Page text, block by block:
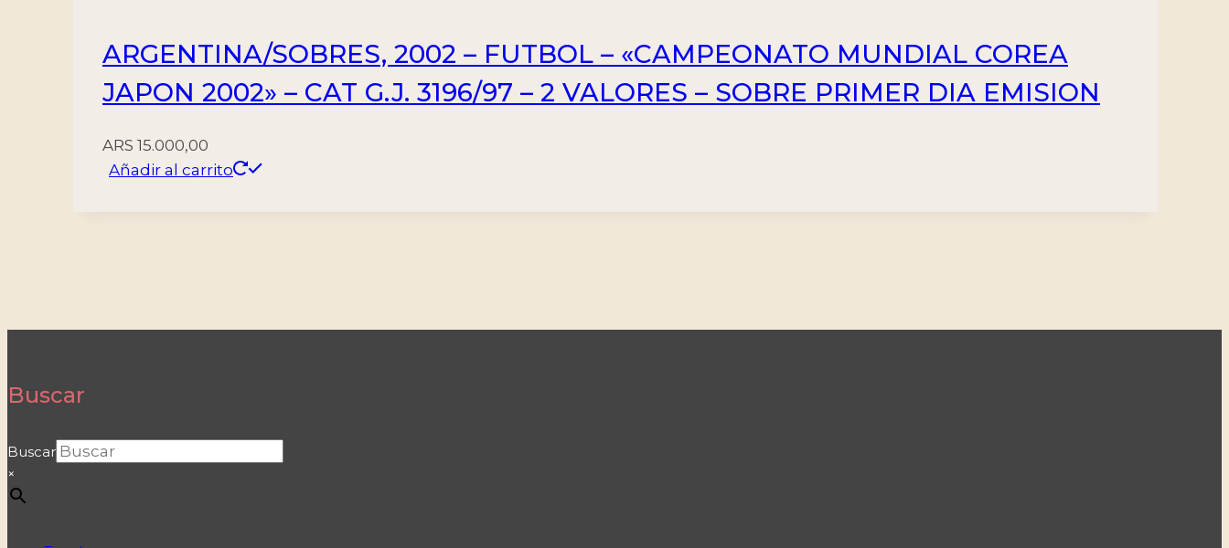
ARGENTINA/SOBRES, 2002 – FUTBOL – «CAMPEONATO MUNDIAL COREA
JAPON 2002» – CAT G.J. 3196/97 – 2 VALORES – SOBRE PRIMER DIA EMISION
ARS 15.000,00
Añadir al carrito
Buscar
Buscar
×